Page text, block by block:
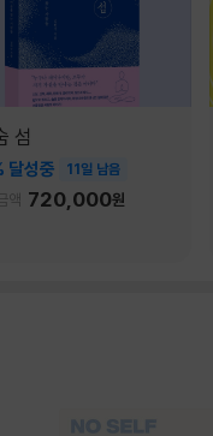
섬
달성중 11일 남음
액 720,000원